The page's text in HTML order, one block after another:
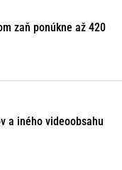
zaň ponúkne až 420
a iného videoobsahu